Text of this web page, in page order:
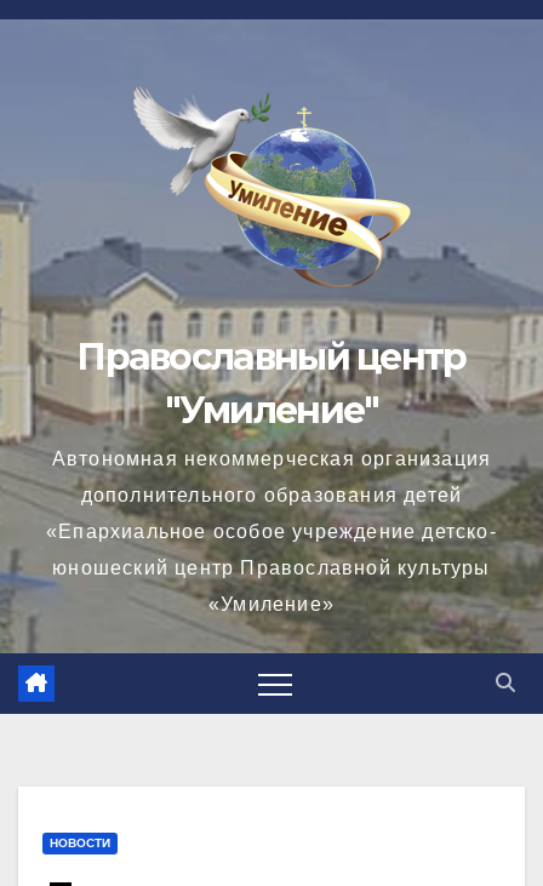
Перейти
Православный центр
"Умиление"
Автономная некоммерческая организация
дополнительного образования детей
«Епархиальное особое учреждение детско-
юношеский центр Православной культуры
«Умиление»
НОВОСТИ